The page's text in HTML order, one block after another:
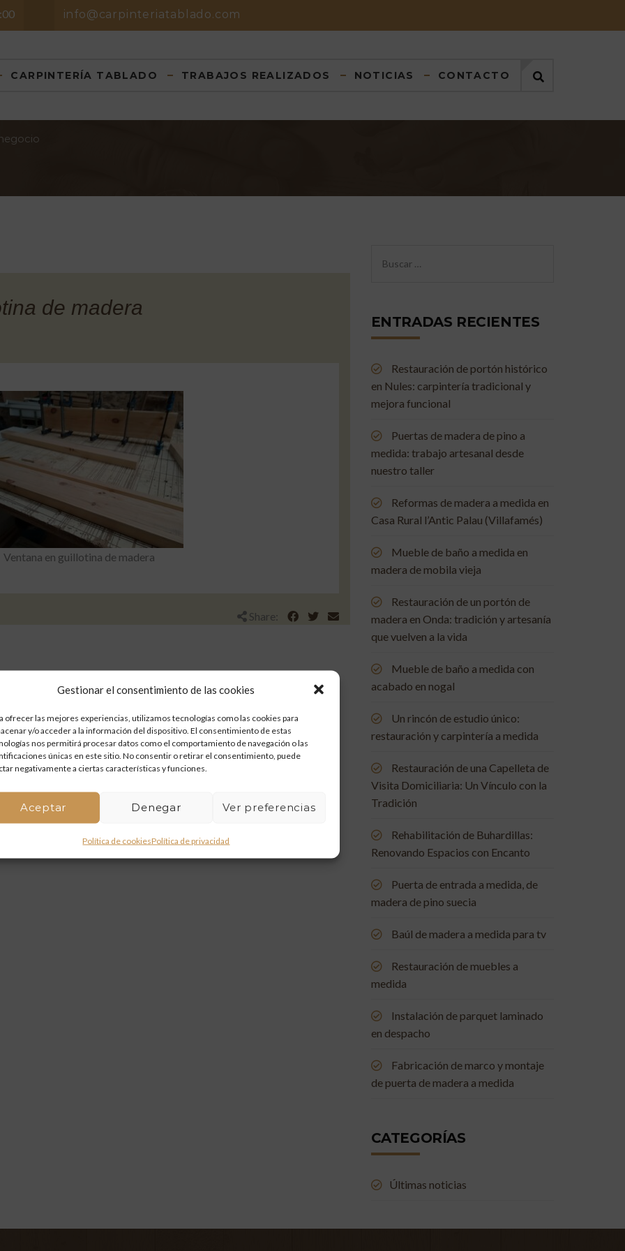
Gestionar el consentimiento de las cookies
ofrecer las mejores experiencias, utilizamos tecnologías como las cookies para
y/o acceder a la información del dispositivo. El consentimiento de estas
nos permitirá procesar datos como el comportamiento de navegación o las
únicas en este sitio. No consentir o retirar el consentimiento, puede
negativamente a ciertas características y funciones.
Aceptar Denegar Ver preferencias
Política de cookiesPolítica de privacidad
info@carpinteriatablado.com
CARPINTERÍA TABLADO TRABAJOS REALIZADOS NOTICIAS CONTACTO
de madera
Ventana en guillotina de madera
Share:
ENTRADAS RECIENTES
Restauración de portón histórico
en Nules: carpintería tradicional y
mejora funcional
Puertas de madera de pino a
medida: trabajo artesanal desde
nuestro taller
Reformas de madera a medida en
Casa Rural l’Antic Palau (Villafamés)
Mueble de baño a medida en
madera de mobila vieja
Restauración de un portón de
madera en Onda: tradición y artesanía
que vuelven a la vida
Mueble de baño a medida con
acabado en nogal
Un rincón de estudio único:
restauración y carpintería a medida
Restauración de una Capelleta de
Visita Domiciliaria: Un Vínculo con la
Tradición
Rehabilitación de Buhardillas:
Renovando Espacios con Encanto
Puerta de entrada a medida, de
madera de pino suecia
Baúl de madera a medida para tv
Restauración de muebles a
medida
Instalación de parquet laminado
en despacho
Fabricación de marco y montaje
de puerta de madera a medida
CATEGORÍAS
Últimas noticias